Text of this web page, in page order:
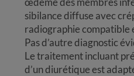
sibilance diffuse avec
radiographie compatible
Pas d’autre diagnostic
Le traitement incluant
d’un diurétique est